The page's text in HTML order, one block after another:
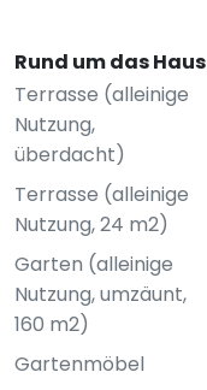
Rund um das Haus
Terrasse (alleinige
Nutzung,
überdacht)
Terrasse (alleinige
Nutzung, 24 m2)
Garten (alleinige
Nutzung, umzäunt,
160 m2)
Gartenmöbel